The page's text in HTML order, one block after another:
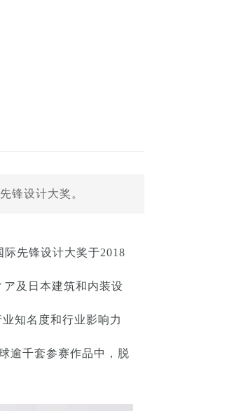
锋设计大奖。
先锋设计大奖于2018
及日本建筑和内装设
知名度和行业影响力
逾千套参赛作品中，脱